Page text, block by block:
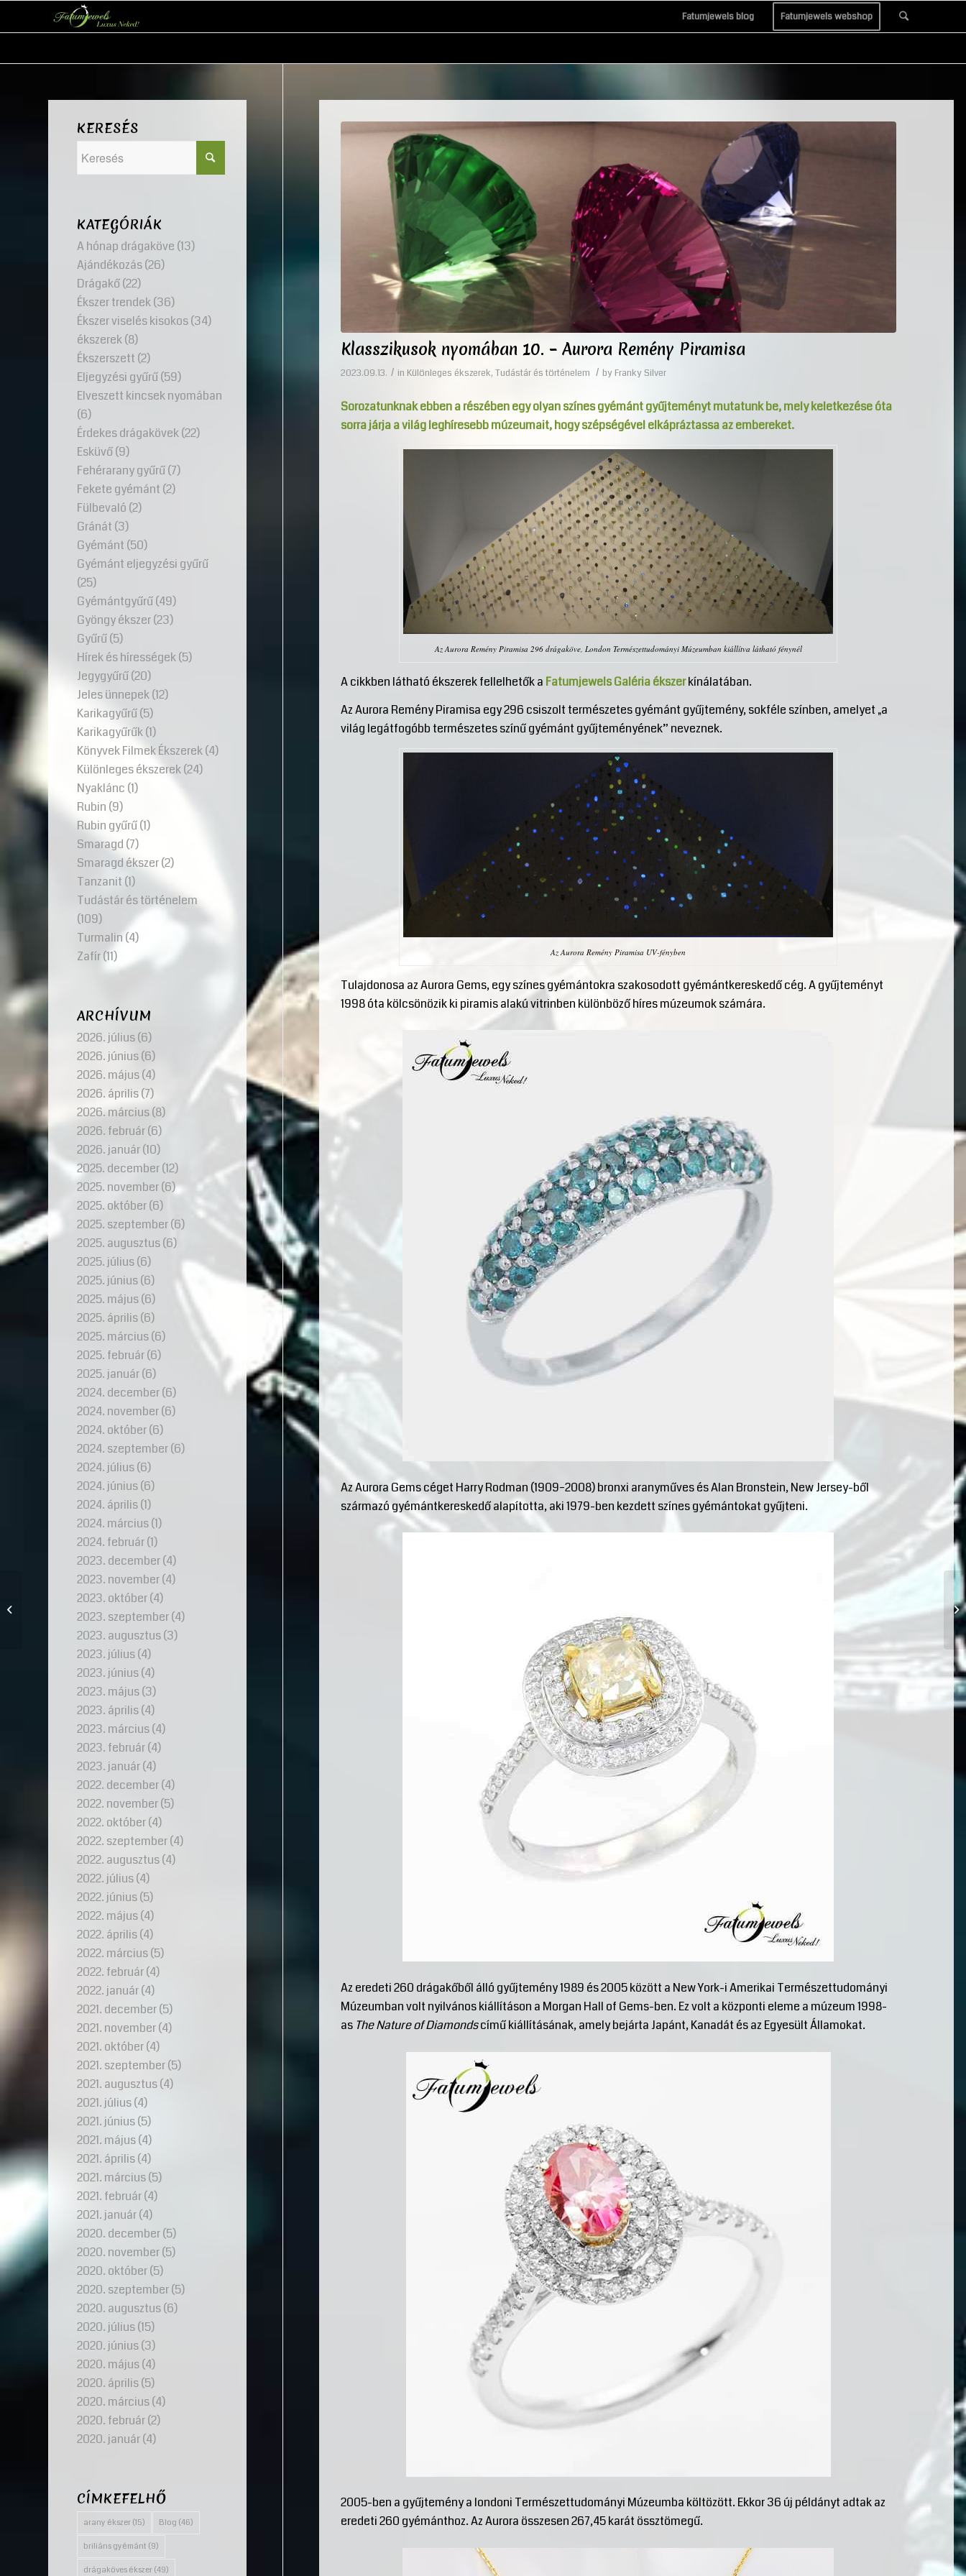
Fatumjewels blog Fatumjewels webshop
Klasszikusok nyomában 10. – Aurora Remény Piramisa
2023.09.13. / in Különleges ékszerek, Tudástár és történelem / by Franky Silver
Sorozatunknak ebben a részében egy olyan színes gyémánt gyűjteményt mutatunk be, mely keletkezése óta
sorra járja a világ leghíresebb múzeumait, hogy szépségével elkápráztassa az embereket.
Az Aurora Remény Piramisa 296 drágaköve, London Természettudományi Múzeumban kiállítva látható fénynél
A cikkben látható ékszerek fellelhetők a Fatumjewels Galéria ékszerkínálatában.
Az Aurora Remény Piramisa egy 296 csiszolt természetes gyémánt gyűjtemény, sokféle színben, amelyet „a
világ legátfogóbb természetes színű gyémánt gyűjteményének” neveznek.
Az Aurora Remény Piramisa UV-fényben
Tulajdonosa az Aurora Gems, egy színes gyémántokra szakosodott gyémántkereskedő cég. A gyűjteményt
1998 óta kölcsönözik ki piramis alakú vitrinben különböző híres múzeumok számára.
Az Aurora Gems céget Harry Rodman (1909–2008) bronxi aranyműves és Alan Bronstein, New Jersey-ből
származó gyémántkereskedő alapította, aki 1979-ben kezdett színes gyémántokat gyűjteni.
Az eredeti 260 drágakőből álló gyűjtemény 1989 és 2005 között a New York-i Amerikai Természettudományi
Múzeumban volt nyilvános kiállításon a Morgan Hall of Gems-ben. Ez volt a központi eleme a múzeum 1998-
as The Nature of Diamondscímű kiállításának, amely bejárta Japánt, Kanadát és az Egyesült Államokat.
2005-ben a gyűjtemény a londoni Természettudományi Múzeumba költözött. Ekkor 36 új példányt adtak az
eredeti 260 gyémánthoz. Az Aurora összesen 267,45 karát össztömegű.
KERESÉS
KATEGÓRIÁK
A hónap drágaköve (13)
Ajándékozás(26)
Drágakő(22)
Ékszer trendek(36)
Ékszer viselés kisokos(34)
ékszerek(8)
Ékszerszett (2)
Eljegyzési gyűrű(59)
Elveszett kincsek nyomában
(6)
Érdekes drágakövek(22)
Esküvő(9)
Fehérarany gyűrű(7)
Fekete gyémánt (2)
Fülbevaló (2)
Gránát (3)
Gyémánt (50)
Gyémánt eljegyzési gyűrű
(25)
Gyémántgyűrű(49)
Gyöngy ékszer(23)
Gyűrű(5)
Hírek és hírességek(5)
Jegygyűrű(20)
Jeles ünnepek(12)
Karikagyűrű(5)
Karikagyűrűk(1)
Könyvek Filmek Ékszerek(4)
Különleges ékszerek(24)
Nyaklánc (1)
Rubin (9)
Rubin gyűrű(1)
Smaragd (7)
Smaragd ékszer(2)
Tanzanit (1)
Tudástár és történelem
(109)
Turmalin (4)
Zafír(11)
ARCHÍVUM
2026. július(6)
2026. június(6)
2026. május(4)
2026. április(7)
2026. március(8)
2026. február(6)
2026. január(10)
2025. december(12)
2025. november(6)
2025. október(6)
2025. szeptember(6)
2025. augusztus(6)
2025. július(6)
2025. június(6)
2025. május(6)
2025. április(6)
2025. március(6)
2025. február(6)
2025. január(6)
2024. december(6)
2024. november(6)
2024. október(6)
2024. szeptember(6)
2024. július(6)
2024. június(6)
2024. április(1)
2024. március(1)
2024. február(1)
2023. december(4)
2023. november(4)
2023. október(4)
2023. szeptember(4)
2023. augusztus(3)
2023. július(4)
2023. június(4)
2023. május(3)
2023. április(4)
2023. március(4)
2023. február(4)
2023. január(4)
2022. december(4)
2022. november(5)
2022. október(4)
2022. szeptember(4)
2022. augusztus(4)
2022. július(4)
2022. június(5)
2022. május(4)
2022. április(4)
2022. március(5)
2022. február(4)
2022. január(4)
2021. december(5)
2021. november(4)
2021. október(4)
2021. szeptember(5)
2021. augusztus(4)
2021. július(4)
2021. június(5)
2021. május(4)
2021. április(4)
2021. március(5)
2021. február(4)
2021. január(4)
2020. december(5)
2020. november(5)
2020. október(5)
2020. szeptember(5)
2020. augusztus(6)
2020. július(15)
2020. június(3)
2020. május(4)
2020. április(5)
2020. március(4)
2020. február(2)
2020. január(4)
CÍMKEFELHŐ
arany ékszer (15) Blog (46)
briliáns gyémánt (9)
drágaköves ékszer (49)
Elveszett kincsek
nyomában 2. – Dzsingisz